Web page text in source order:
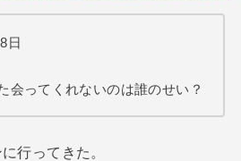
日
会ってくれないのは誰のせい？
行ってきた。